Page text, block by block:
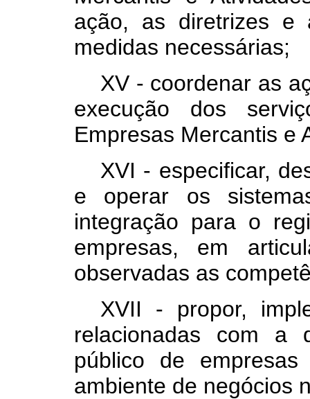
ação, as diretrizes e
medidas necessárias;
XV - coordenar as
execução dos
Empresas Mercantis e
XVI - especificar,
e operar os
integração para o
empresas, em
observadas as
XVII - propor,
relacionadas com a
público de
ambiente de negócios